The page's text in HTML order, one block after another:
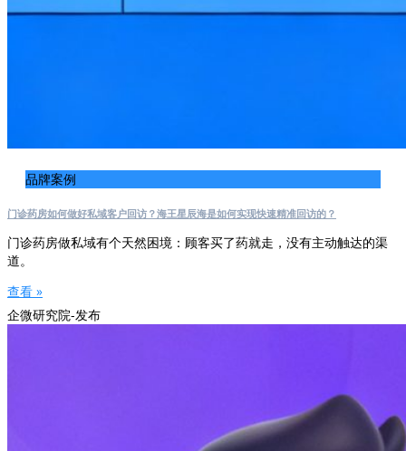
品牌案例
门诊药房如何做好私域客户回访？海王星辰海是如何实现快速精准回访的？
门诊药房做私域有个天然困境：顾客买了药就走，没有主动触达的渠
道。
查看 »
企微研究院-发布